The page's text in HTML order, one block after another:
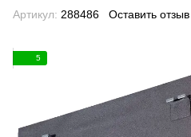
Артикул: 288486 Оставить отзыв
5